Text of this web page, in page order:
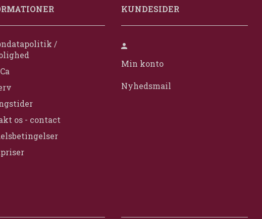
/
os - contact
KUNDESIDER
Min konto
Nyhedsmail